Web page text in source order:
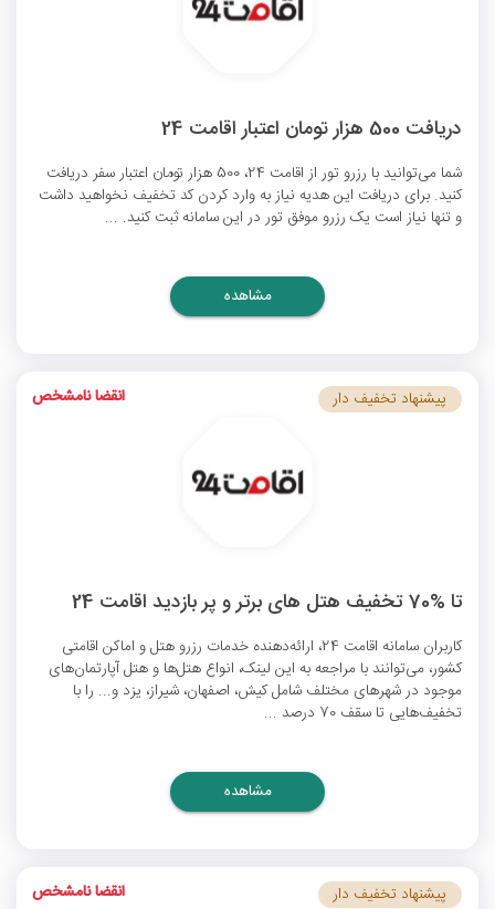
دریافت 500 هزار تومان اعتبار اقامت 24
شما می‌توانید با رزرو تور از اقامت 24، 500 هزار تومان اعتبار سفر دریافت
کنید. برای دریافت این هدیه نیاز به وارد کردن کد تخفیف نخواهید داشت
و تنها نیاز است یک رزرو موفق تور در این سامانه ثبت کنید. ...
مشاهده
تا %70 تخفیف هتل‌ های برتر و پر بازدید اقامت 24
کاربران سامانه اقامت 24، ارائه‌دهنده خدمات رزرو هتل و اماکن اقامتی
کشور، می‌توانند با مراجعه به این لینک، انواع هتل‌ها و هتل‌ آپارتمان‌های
موجود در شهرهای مختلف شامل کیش، اصفهان، شیراز، یزد و... را با
تخفیف‌هایی تا سقف 70 درصد ...
پیشنهاد تخفیف دار انقضا نامشخص
مشاهده
پیشنهاد تخفیف دار انقضا نامشخص